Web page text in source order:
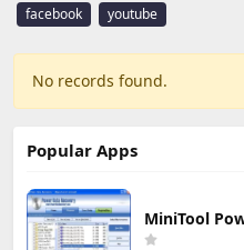
facebook youtube
No records found.
Popular Apps
MiniTool